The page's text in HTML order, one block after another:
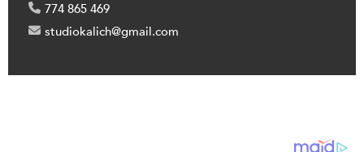
774 865 469
studiokalich@gmail.com